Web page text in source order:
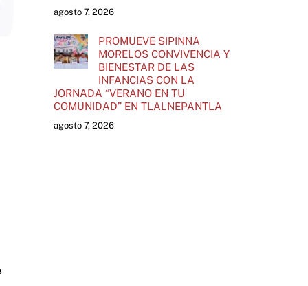
agosto 7, 2026
PROMUEVE SIPINNA
MORELOS CONVIVENCIA Y
BIENESTAR DE LAS
INFANCIAS CON LA
JORNADA “VERANO EN TU
COMUNIDAD” EN TLALNEPANTLA
agosto 7, 2026